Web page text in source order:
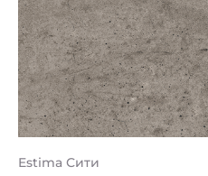
Estima Сити